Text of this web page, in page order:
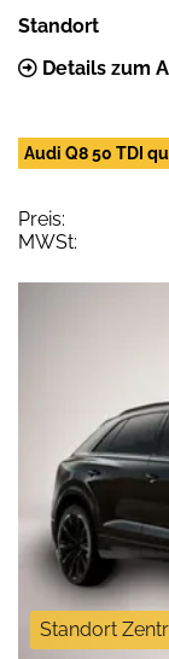
Standort
Details zum
Audi Q8 50 TDI
Preis:
MWSt:
Standort